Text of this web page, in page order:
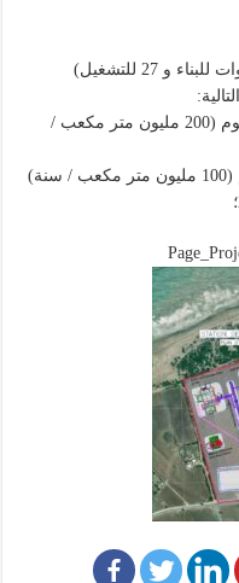
– المرحلة الأولى: 548000 متر مكعب / يوم (200 مليون متر مكعب /
المرحلة الثانية: 274000 متر مكعب / يوم (100 مليون متر مكعب / سنة)